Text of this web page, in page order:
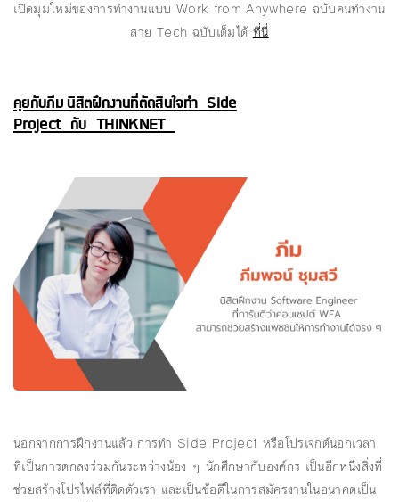
เปิดมุมใหม่ของการทำงานแบบ Work from Anywhere ฉบับคนทำงาน
สาย Tech ฉบับเต็มได้ที่นี่
คุยกับภีม นิสิตฝึกงานที่ตัดสินใจทำ Side
Project กับ THiNKNET
นอกจากการฝึกงานแล้ว การทำ Side Project หรือโปรเจกต์นอกเวลา
ที่เป็นการตกลงร่วมกันระหว่างน้อง ๆ นักศึกษากับองค์กร เป็นอีกหนึ่งสิ่งที่
ช่วยสร้างโปรไฟล์ที่ติดตัวเรา และเป็นข้อดีในการสมัครงานในอนาคตเป็น